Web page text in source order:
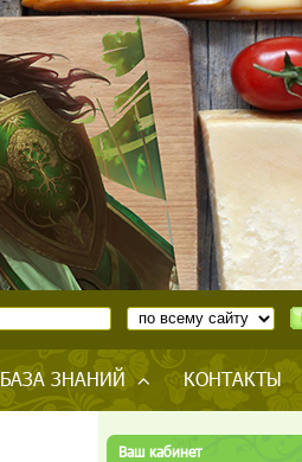
БАЗА ЗНАНИЙ КОНТАКТЫ
Ваш кабинет